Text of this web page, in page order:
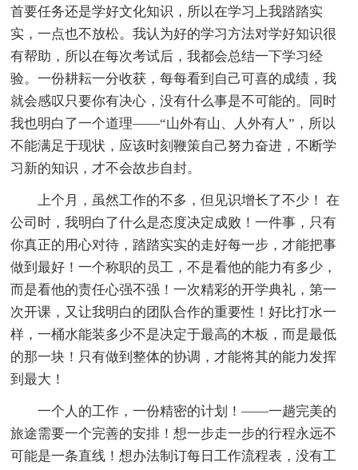
首要任务还是学好文化知识，所以在学习上我踏踏实
实，一点也不放松。我认为好的学习方法对学好知识很
有帮助，所以在每次考试后，我都会总结一下学习经
验。一份耕耘一分收获，每每看到自己可喜的成绩，我
就会感叹只要你有决心，没有什么事是不可能的。同时
我也明白了一个道理——“山外有山、人外有人”，所以
不能满足于现状，应该时刻鞭策自己努力奋进，不断学
习新的知识，才不会故步自封。
上个月，虽然工作的不多，但见识增长了不少！ 在
公司时，我明白了什么是态度决定成败！一件事，只有
你真正的用心对待，踏踏实实的走好每一步，才能把事
做到最好！一个称职的员工，不是看他的能力有多少，
而是看他的责任心强不强！一次精彩的开学典礼，第一
次开课，又让我明白的团队合作的重要性！好比打水一
样，一桶水能装多少不是决定于最高的木板，而是最低
的那一块！只有做到整体的协调，才能将其的能力发挥
到最大！
一个人的工作，一份精密的计划！——一趟完美的
旅途需要一个完善的安排！想一步走一步的行程永远不
可能是一条直线！想办法制订每日工作流程表，没有工